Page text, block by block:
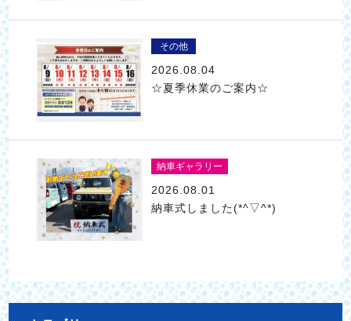
その他
2026.08.04
☆夏季休業のご案内☆
納車ギャラリー
2026.08.01
納車式しました(*^▽^*)